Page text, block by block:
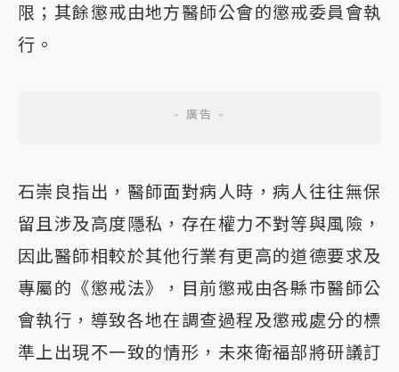
限；其餘懲戒由地方醫師公會的懲戒委員會執
行。
石崇良指出，醫師面對病人時，病人往往無保
留且涉及高度隱私，存在權力不對等與風險，
因此醫師相較於其他行業有更高的道德要求及
專屬的《懲戒法》，目前懲戒由各縣市醫師公
會執行，導致各地在調查過程及懲戒處分的標
準上出現不一致的情形，未來衛福部將研議訂